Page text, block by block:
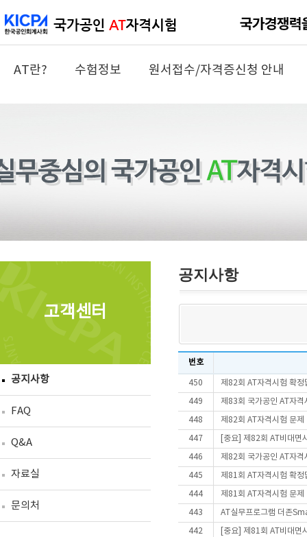
AT란? 수험정보 원서접수/자격증신청 안내
고객센터
공지사항
FAQ
Q&A
자료실
문의처
공지사항
번호
450 제82회 AT자격시험 확정
449 제83회 국가공인 AT자격
448 제82회 AT자격시험 문
447 [중요] 제82회 AT비대면
446 제82회 국가공인 AT자격
445 제81회 AT자격시험 확정
444 제81회 AT자격시험 문
443 AT실무프로그램 더존
442 [중요] 제81회 AT비대면